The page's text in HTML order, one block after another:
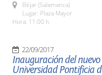
Béjar (Salamanca)
Lugar: Plaza Mayor
Hora: 11:00 h.
22/09/2017
Inauguración del
Universidad Pontificia